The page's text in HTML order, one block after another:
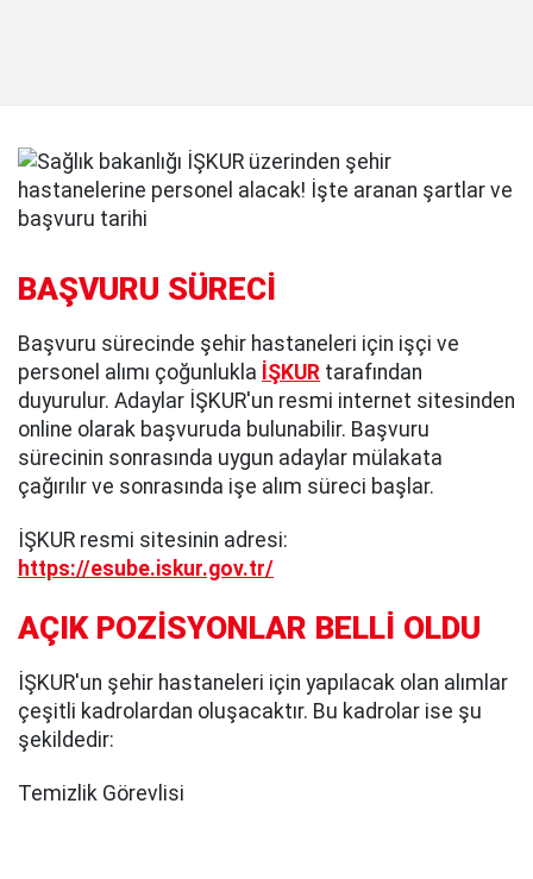
BAŞVURU SÜRECİ
Başvuru sürecinde şehir hastaneleri için işçi ve
personel alımı çoğunlukla İŞKUR tarafından
duyurulur. Adaylar İŞKUR'un resmi internet sitesinden
online olarak başvuruda bulunabilir. Başvuru
sürecinin sonrasında uygun adaylar mülakata
çağırılır ve sonrasında işe alım süreci başlar.
İŞKUR resmi sitesinin adresi:
https://esube.iskur.gov.tr/
AÇIK POZİSYONLAR BELLİ OLDU
İŞKUR'un şehir hastaneleri için yapılacak olan alımlar
çeşitli kadrolardan oluşacaktır. Bu kadrolar ise şu
şekildedir:
Temizlik Görevlisi